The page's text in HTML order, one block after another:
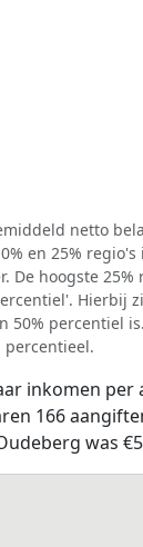
netto
en 25%
De hoogste
Hierbij
50% percentiel
inkomen per
166
was